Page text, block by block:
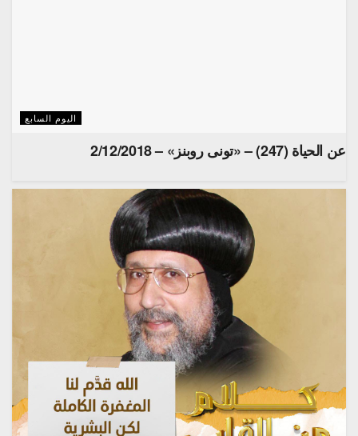
اليوم السابع
عن الحياة (247) – «تونى روبنز» – 2/12/2018